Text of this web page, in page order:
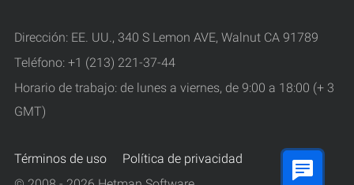
Dirección: EE. UU., 340 S Lemon AVE, Walnut CA 91789
Teléfono: +1 (213) 221-37-44
Horario de trabajo: de lunes a viernes, de 9:00 a 18:00 (+ 3
GMT)
Términos de uso
Política de privacidad